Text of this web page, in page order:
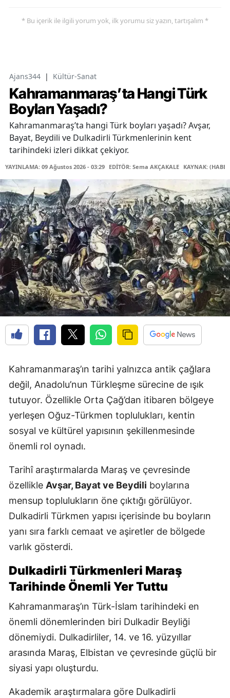
* Bu içerik ile ilgili yorum yok, ilk yorumu siz yazın, tartışalım *
Ajans344 | Kültür-Sanat
Kahramanmaraş’ta Hangi Türk
Boyları Yaşadı?
Kahramanmaraş’ta hangi Türk boyları yaşadı? Avşar,
Bayat, Beydili ve Dulkadirli Türkmenlerinin kent
tarihindeki izleri dikkat çekiyor.
YAYINLAMA: 09 Ağustos 2026 - 03:29 EDİTÖR: Sema AKÇAKALE KAYNAK:
Kahramanmaraş’ın tarihi yalnızca antik çağlara
değil, Anadolu’nun Türkleşme sürecine de ışık
tutuyor. Özellikle Orta Çağ’dan itibaren bölgeye
yerleşen Oğuz-Türkmen toplulukları, kentin
sosyal ve kültürel yapısının şekillenmesinde
önemli rol oynadı.
Tarihî araştırmalarda Maraş ve çevresinde
özellikle Avşar, Bayat ve Beydili boylarına
mensup toplulukların öne çıktığı görülüyor.
Dulkadirli Türkmen yapısı içerisinde bu boyların
yanı sıra farklı cemaat ve aşiretler de bölgede
varlık gösterdi.
Dulkadirli Türkmenleri Maraş
Tarihinde Önemli Yer Tuttu
Kahramanmaraş’ın Türk-İslam tarihindeki en
önemli dönemlerinden biri Dulkadir Beyliği
dönemiydi. Dulkadirliler, 14. ve 16. yüzyıllar
arasında Maraş, Elbistan ve çevresinde güçlü bir
siyasi yapı oluşturdu.
Akademik araştırmalara göre Dulkadirli